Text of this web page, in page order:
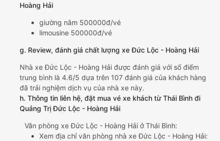
Hoàng Hải
giường nằm 500000đ/vé
limousine 500000đ/vé
g. Review, đánh giá chất lượng xe Đức Lộc - Hoàng Hải
Nhà xe Đức Lộc - Hoàng Hải được đánh giá với số điểm
trung bình là 4.6/5 dựa trên 107 đánh giá của khách hàng
đã trải nghiệm dịch vụ của nhà xe này.
h. Thông tin liên hệ, đặt mua vé xe khách từ Thái Bình đi
Quảng Trị Đức Lộc - Hoàng Hải
Văn phòng xe Đức Lộc - Hoàng Hải ở Thái Bình:
Xem địa chỉ văn phòng nhà xe Đức Lộc - Hoàng Hải: